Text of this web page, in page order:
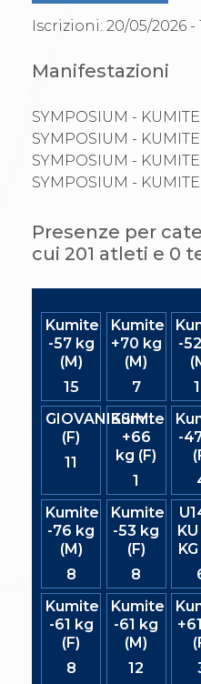
Albi
La
Gare e
Attività
Albi
La
Attività
Albi
Ju
Difesa
La
Iscrizioni: 20/05/2026 -
Manifestazioni
SYMPOSIUM -
SYMPOSIUM -
SYMPOSIUM -
Presenze per
cui 201 atleti e 0
Kumite
-57 kg
(M)
15
Kumite
+70 kg
(M)
7
-
GIOVANISSIMI
(F)
11
Kumite
+66
kg (F)
1
-
Kumite
-76 kg
(M)
8
Kumite
-53 kg
(F)
8
Kumite
-61 kg
(F)
8
Kumite
-61 kg
(M)
12